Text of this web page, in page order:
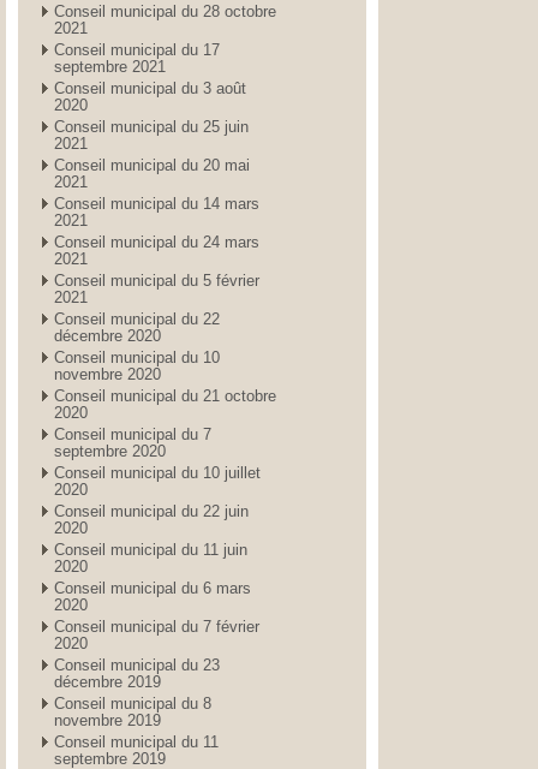
Conseil municipal du 28 octobre
2021
Conseil municipal du 17
septembre 2021
Conseil municipal du 3 août
2020
Conseil municipal du 25 juin
2021
Conseil municipal du 20 mai
2021
Conseil municipal du 14 mars
2021
Conseil municipal du 24 mars
2021
Conseil municipal du 5 février
2021
Conseil municipal du 22
décembre 2020
Conseil municipal du 10
novembre 2020
Conseil municipal du 21 octobre
2020
Conseil municipal du 7
septembre 2020
Conseil municipal du 10 juillet
2020
Conseil municipal du 22 juin
2020
Conseil municipal du 11 juin
2020
Conseil municipal du 6 mars
2020
Conseil municipal du 7 février
2020
Conseil municipal du 23
décembre 2019
Conseil municipal du 8
novembre 2019
Conseil municipal du 11
septembre 2019